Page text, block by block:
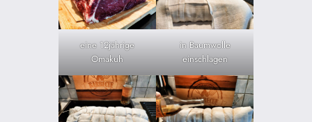
eine 12jährige
Omakuh
in Baumwolle
einschlagen